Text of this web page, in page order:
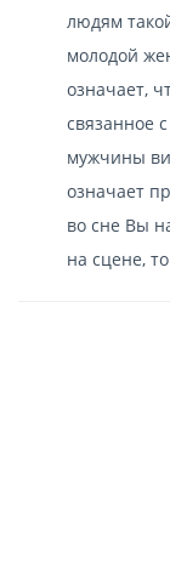
людям
молодой
означает,
связанное
мужчины
означает
во сне Вы
на сцене,